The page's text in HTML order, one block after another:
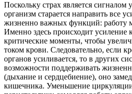
Поскольку страх является сигналом
организм старается направить все
жизненно важных функций: работу
Именно здесь происходит усиление
критические моменты, чтобы
током крови. Следовательно, если
органов усиливается, то в других
возможности поддерживать
(дыхание и сердцебиение), оно
кишечника. Уменьшение